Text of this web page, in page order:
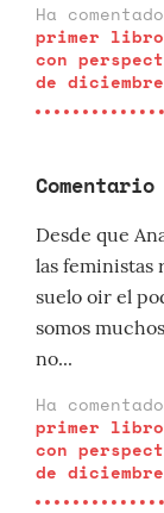
Ha
primer libro
con
de diciembre
Comentario
Desde que
las feministas
suelo oir el
somos
no...
Ha
primer libro
con
de diciembre